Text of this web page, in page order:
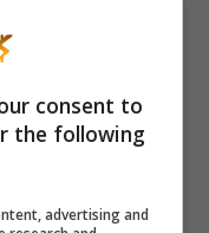
statistiche
il tackle e
gli arbitri
consent to
the following
advertising and